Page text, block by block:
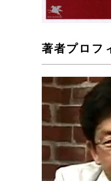
著者プロフ